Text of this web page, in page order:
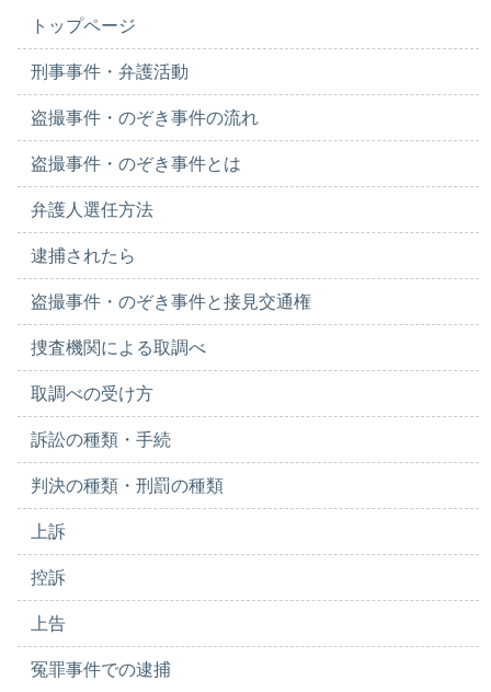
トップページ
刑事事件・弁護活動
盗撮事件・のぞき事件の流れ
盗撮事件・のぞき事件とは
弁護人選任方法
逮捕されたら
盗撮事件・のぞき事件と接見交通権
捜査機関による取調べ
取調べの受け方
訴訟の種類・手続
判決の種類・刑罰の種類
上訴
控訴
上告
冤罪事件での逮捕